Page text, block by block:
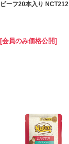
ビーフ20本入り NCT212
[会員のみ価格公開]